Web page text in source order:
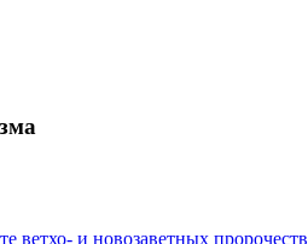
ветхо- и новозаветных пророчеств